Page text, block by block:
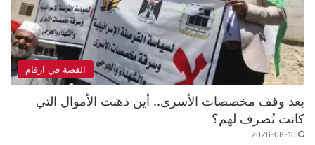
القصة في ارقام
بعد وقف مخصصات الأسرى.. أين ذهبت الأموال التي
كانت تُصرف لهم؟
2026-08-10